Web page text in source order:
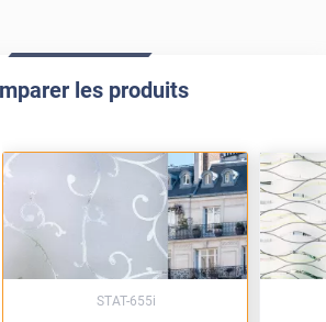
les produits
STAT-655i